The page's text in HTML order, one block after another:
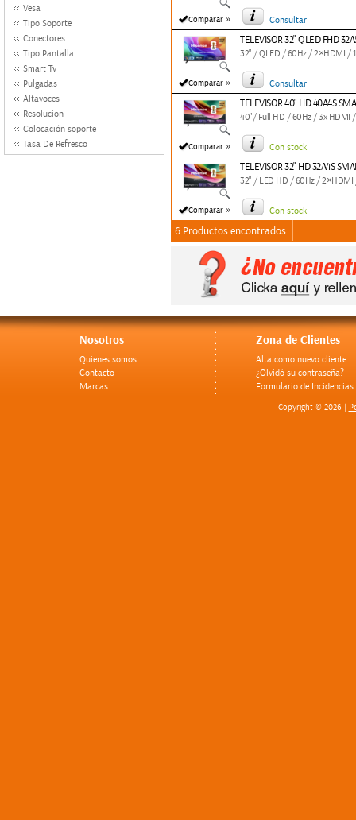
Vesa
Tipo Soporte
Conectores
Tipo Pantalla
Smart Tv
Pulgadas
Altavoces
Resolucion
Colocación soporte
Tasa De Refresco
Comparar » Consultar
Comparar »
TELEVISOR 32" QLED FHD
32" / QLED / 60Hz / 2×HDMI /
Consultar
Comparar »
TELEVISOR 40" HD 40A4S
40"/ Full HD / 60Hz / 3x HDMI /
Con stock
Comparar »
TELEVISOR 32" HD 32A4S
32" / LED HD / 60Hz / 2×HDMI
Con stock
6 Productos encontrados
Nosotros
Quienes somos
Contacto
Marcas
Zona de Clientes
Alta como nuevo cliente
¿Olvidó su contraseña?
Formulario de Incidencias
Copyright © 2026 |